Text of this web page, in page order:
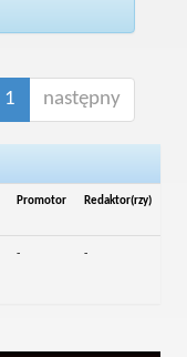
1 następny
Promotor Redaktor(rzy)
- -